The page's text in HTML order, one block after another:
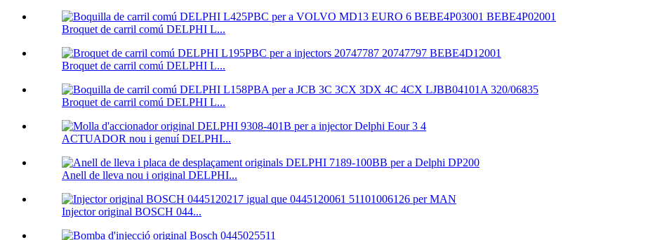
Broquet de carril comú DELPHI L...
Broquet de carril comú DELPHI L...
Broquet de carril comú DELPHI L...
ACTUADOR nou i genuí DELPHI...
Anell de lleva nou i original DELPHI...
Injector original BOSCH 044...